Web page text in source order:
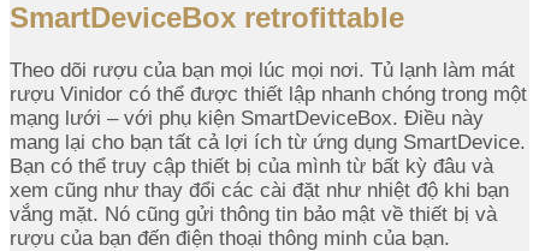
SmartDeviceBox retrofittable
Theo dõi rượu của bạn mọi lúc mọi nơi. Tủ lạnh làm mát
rượu Vinidor có thể được thiết lập nhanh chóng trong một
mạng lưới – với phụ kiện SmartDeviceBox. Điều này
mang lại cho bạn tất cả lợi ích từ ứng dụng SmartDevice.
Bạn có thể truy cập thiết bị của mình từ bất kỳ đâu và
xem cũng như thay đổi các cài đặt như nhiệt độ khi bạn
vắng mặt. Nó cũng gửi thông tin bảo mật về thiết bị và
rượu của bạn đến điện thoại thông minh của bạn.